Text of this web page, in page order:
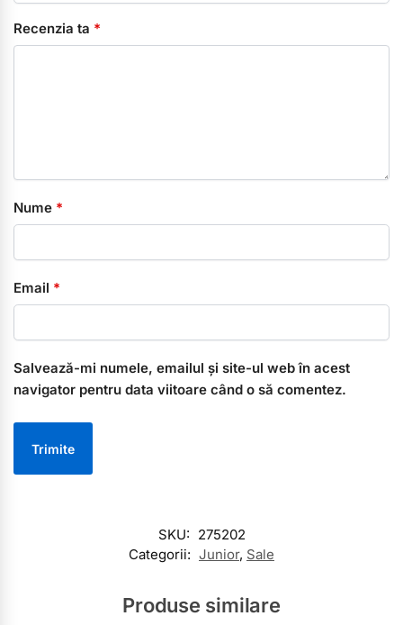
Recenzia ta *
Nume *
Email *
Salvează-mi numele, emailul și site-ul web în acest
navigator pentru data viitoare când o să comentez.
SKU: 275202
Categorii: Junior, Sale
Produse similare